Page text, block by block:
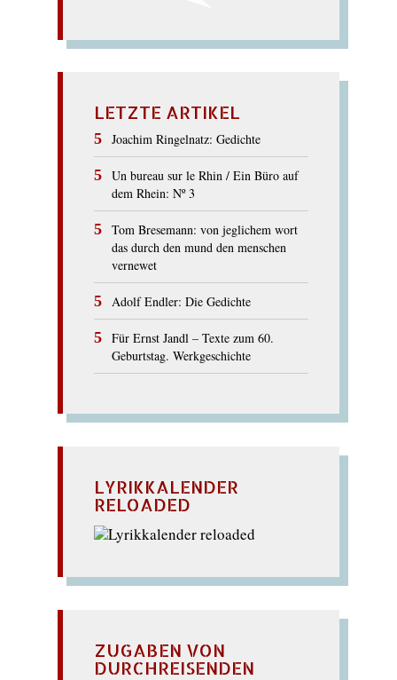
LETZTE ARTIKEL
Joachim Ringelnatz: Gedichte
Un bureau sur le Rhin / Ein Büro auf
dem Rhein: Nº 3
Tom Bresemann: von jeglichem wort
das durch den mund den menschen
vernewet
Adolf Endler: Die Gedichte
Für Ernst Jandl – Texte zum 60.
Geburtstag. Werkgeschichte
LYRIKKALENDER
RELOADED
ZUGABEN VON
DURCHREISENDEN